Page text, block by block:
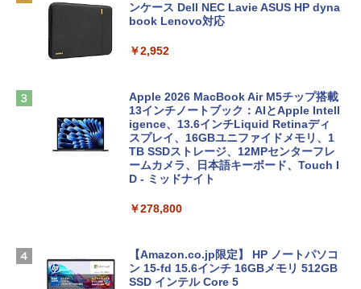
ンケース Dell NEC Lavie ASUS HP dyna
book Lenovo対応
￥2,952
Apple 2026 MacBook Air M5チップ搭載
13インチノートブック：AIとApple Intell
igence、13.6インチLiquid Retinaディ
スプレイ、16GBユニファイドメモリ、1
TB SSDストレージ、12MPセンターフレ
ームカメラ、日本語キーボード、Touch I
D - ミッドナイト
￥278,800
【Amazon.co.jp限定】 HP ノートパソコ
ン 15-fd 15.6インチ 16GBメモリ 512GB
SSD インテル Core 5